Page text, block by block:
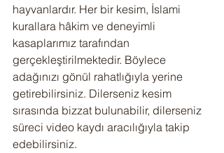
hayvanlardır. Her bir kesim, İslami
kurallara hâkim ve deneyimli
kasaplarımız tarafından
gerçekleştirilmektedir. Böylece
adağınızı gönül rahatlığıyla yerine
getirebilirsiniz. Dilerseniz kesim
sırasında bizzat bulunabilir, dilerseniz
süreci video kaydı aracılığıyla takip
edebilirsiniz.